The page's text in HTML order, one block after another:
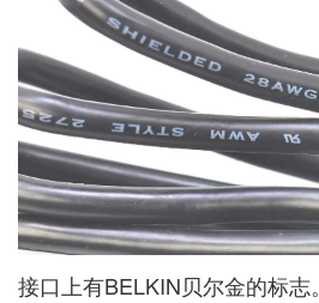
接口上有BELKIN贝尔金的标志。